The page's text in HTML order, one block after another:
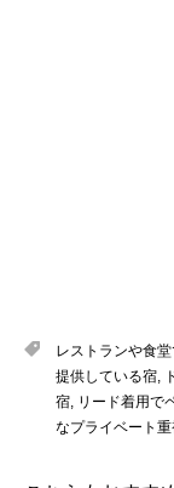
レストランや食
提供している宿,
宿, リード着用で
なプライベート